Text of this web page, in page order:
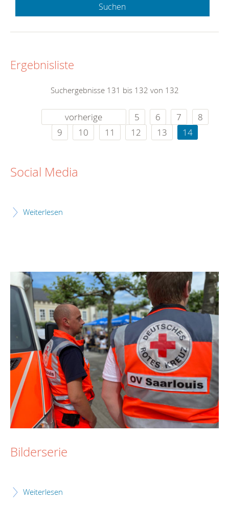
Suchen
Ergebnisliste
Suchergebnisse 131 bis 132 von 132
vorherige 5 6 7
8
9
10 11 12 13 14
Social Media
Weiterlesen
Bilderserie
Weiterlesen